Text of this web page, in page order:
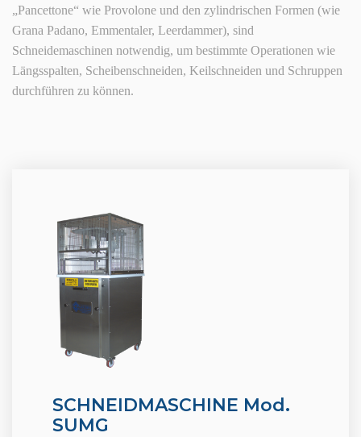
„Pancettone“ wie Provolone und den zylindrischen Formen (wie
Grana Padano, Emmentaler, Leerdammer), sind
Schneidemaschinen notwendig, um bestimmte Operationen wie
Längsspalten, Scheibenschneiden, Keilschneiden und Schruppen
durchführen zu können.
SCHNEIDMASCHINE Mod.
SUMG